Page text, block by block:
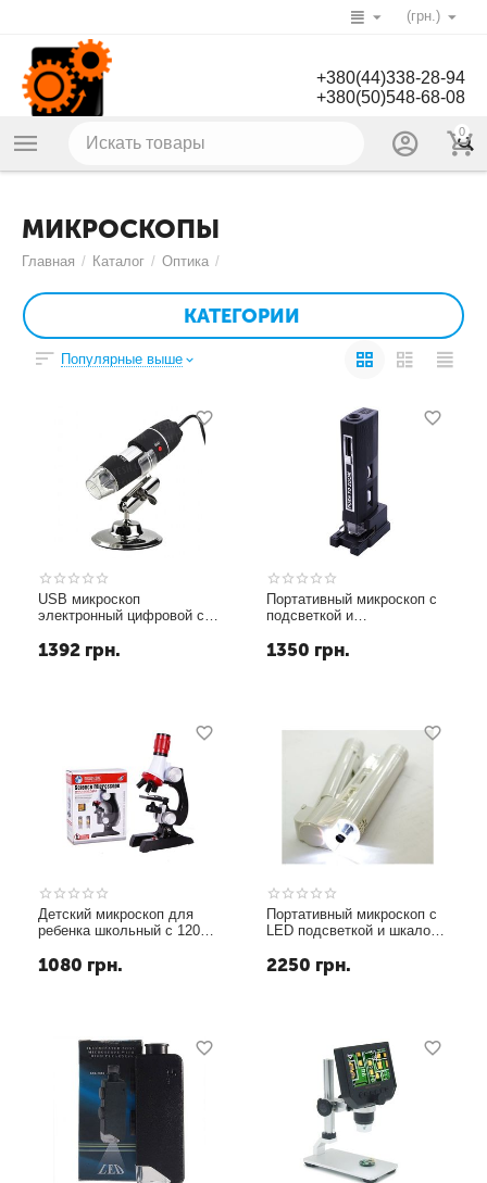
(грн.)
+380(44)338-28-94
+380(50)548-68-08
0
МИКРОСКОПЫ
Главная / Каталог / Оптика /
КАТЕГОРИИ
Популярные выше
USB микроскоп
электронный цифровой с
DM-1600, 2 Мп, подсветка
1392 грн.
Портативный микроскоп с
подсветкой и
фиксатором (Zoom 60X-
1350 грн.
Детский микроскоп для
ребенка школьный с 1200
1411
1080 грн.
Портативный микроскоп с
LED подсветкой и шкалой
2250 грн.